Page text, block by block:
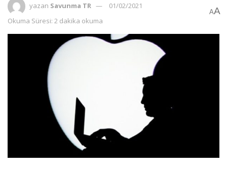
yazan Savunma TR
01/02/2021
Okuma Süresi: 2 dakika okuma
AA